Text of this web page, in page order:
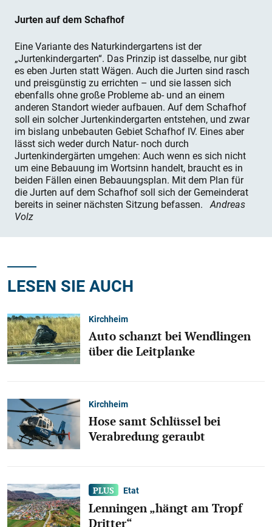
Jurten auf dem Schafhof
Eine Variante des Naturkindergartens ist der
„Jurtenkindergarten“. Das Prinzip ist dasselbe, nur gibt
es eben Jurten statt Wägen. Auch die Jurten sind rasch
und preisgünstig zu errichten – und sie lassen sich
ebenfalls ohne große Probleme ab- und an einem
anderen Standort wieder aufbauen. Auf dem Schafhof
soll ein solcher Jurtenkindergarten entstehen, und zwar
im bislang unbebauten Gebiet Schafhof IV. Eines aber
lässt sich weder durch Natur- noch durch
Jurtenkindergärten umgehen: Auch wenn es sich nicht
um eine Bebauung im Wortsinn handelt, braucht es in
beiden Fällen einen Bebauungsplan. Mit dem Plan für
die Jurten auf dem Schafhof soll sich der Gemeinderat
bereits in seiner nächsten Sitzung befassen.Andreas
Volz
LESEN SIE AUCH
Kirchheim
Auto schanzt bei Wendlingen
über die Leitplanke
Kirchheim
Hose samt Schlüssel bei
Verabredung geraubt
Etat
Lenningen „hängt am Tropf
Dritter“